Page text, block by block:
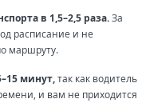
в 1,5–2,5 раза.За
расписание и не
маршруту.
минут,так как водитель
и вам не приходится